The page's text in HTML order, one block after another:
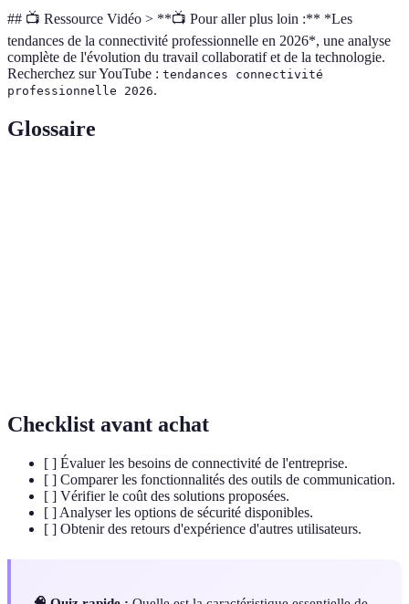
## 📺 Ressource Vidéo > **📺 Pour aller plus loin :** *Les
tendances de la connectivité professionnelle en 2026*, une analyse
complète de l'évolution du travail collaboratif et de la technologie.
Recherchez sur YouTube : tendances connectivité
professionnelle 2026.
Glossaire
Checklist avant achat
[ ] Évaluer les besoins de connectivité de l'entreprise.
[ ] Comparer les fonctionnalités des outils de communication.
[ ] Vérifier le coût des solutions proposées.
[ ] Analyser les options de sécurité disponibles.
[ ] Obtenir des retours d'expérience d'autres utilisateurs.